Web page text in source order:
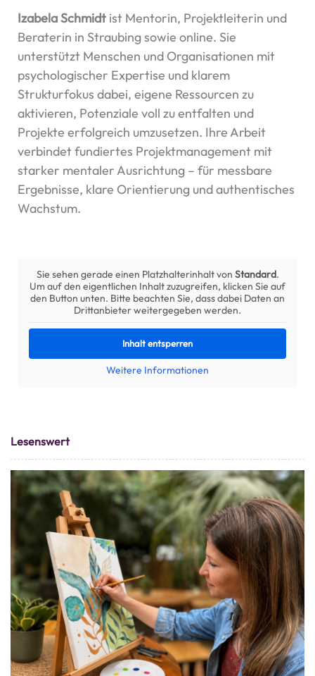
Izabela Schmidt ist Mentorin, Projektleiterin und
Beraterin in Straubing sowie online. Sie
unterstützt Menschen und Organisationen mit
psychologischer Expertise und klarem
Strukturfokus dabei, eigene Ressourcen zu
aktivieren, Potenziale voll zu entfalten und
Projekte erfolgreich umzusetzen. Ihre Arbeit
verbindet fundiertes Projektmanagement mit
starker mentaler Ausrichtung – für messbare
Ergebnisse, klare Orientierung und authentisches
Wachstum.
Sie sehen gerade einen Platzhalterinhalt von Standard.
Um auf den eigentlichen Inhalt zuzugreifen, klicken Sie auf
den Button unten. Bitte beachten Sie, dass dabei Daten an
Drittanbieter weitergegeben werden.
Inhalt entsperren
Weitere Informationen
Lesenswert